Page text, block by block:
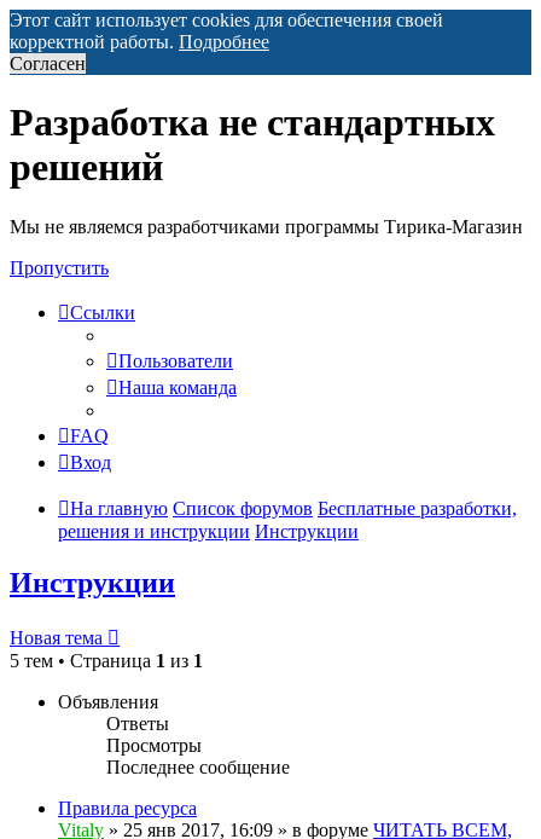
Этот сайт использует cookies для обеспечения своей
корректной работы. Подробнее
Согласен
Разработка не стандартных
решений
Мы не являемся разработчиками программы Тирика-Магазин
Пропустить
Ссылки
Пользователи
Наша команда
FAQ
Вход
На главную Список форумов Бесплатные разработки,
решения и инструкции Инструкции
Инструкции
Новая тема
5 тем • Страница 1 из 1
Объявления
Ответы
Просмотры
Последнее сообщение
Правила ресурса
Vitaly » 25 янв 2017, 16:09 » в форуме ЧИТАТЬ ВСЕМ,